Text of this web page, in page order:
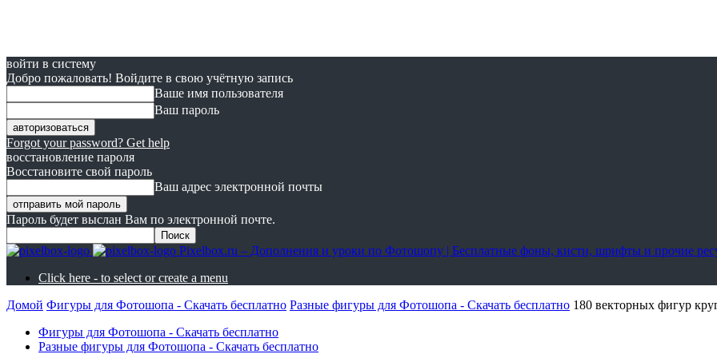
войти в систему
Добро пожаловать! Войдите в свою учётную запись
Ваше имя пользователя
Ваш пароль
Forgot your password? Get help
восстановление пароля
Восстановите свой пароль
Ваш адрес электронной почты
Пароль будет выслан Вам по электронной почте.
Pixelbox.ru – Дополнения и уроки по Фотошопу | Бесплатные фоны, кисти, шрифты и прочие
Click here - to select or create a menu
Домой Фигуры для Фотошопа - Скачать бесплатно Разные фигуры для Фотошопа - Скачать бесплатно 180 векторных фигур
Фигуры для Фотошопа - Скачать бесплатно
Разные фигуры для Фотошопа - Скачать бесплатно